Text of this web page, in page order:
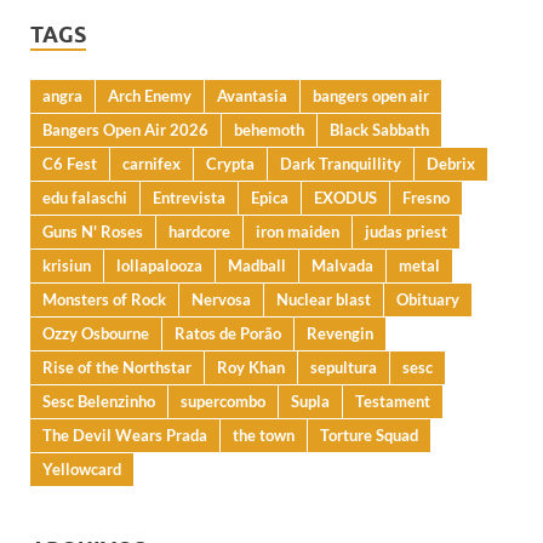
TAGS
angra Arch Enemy Avantasia
bangers open air
Bangers Open Air 2026
behemoth
Black Sabbath
C6 Fest
carnifex Crypta Dark Tranquillity
Debrix
edu falaschi
Entrevista Epica EXODUS
Fresno
Guns N' Roses
hardcore iron maiden
judas priest
krisiun
lollapalooza Madball Malvada
metal
Monsters of Rock
Nervosa Nuclear blast
Obituary
Ozzy Osbourne
Ratos de Porão
Revengin
Rise of the Northstar
Roy Khan sepultura
sesc
Sesc Belenzinho
supercombo Supla
Testament
The Devil Wears Prada
the town
Torture Squad
Yellowcard